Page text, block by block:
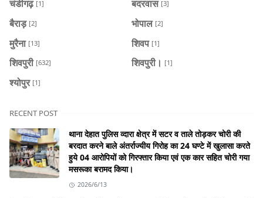
चंडीगढ़ [1] बदरवास [3]
बैराड़ [2] भोपाल [2]
मुरैना [13] शिवप [1]
शिवपुरी [632] शिवपुरी। [1]
श्योपुर [1]
RECENT POST
थाना देहात पुलिस व्दारा क्षेत्र में सटर व ताले तोड़कर चोरी की
बरदात करने बाले अंतर्राज्यीय गिरोह का 24 घण्टे में खुलासा करते
हुये 04 आरोपियों को गिरफ्तार किया एवं एक कार सहित चोरी गया
मसरूका बरामद किया।
2026/6/13